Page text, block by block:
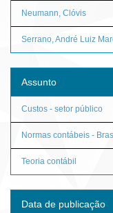
Neumann, Clóvis
Serrano, André Luiz
Assunto
Custos - setor público
Normas contábeis -
Teoria contábil
Data de publicação